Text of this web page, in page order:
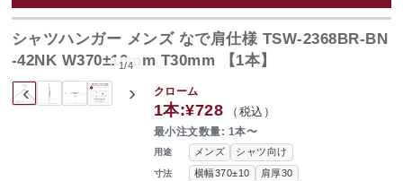
‹ ›
1/4
シャツハンガー メンズ なで肩仕様 TSW-2368BR-BN
-42NK W370±10mm T30mm 【1本】
用途 メンズ シャツ向け
寸法 横幅370±10 肩厚30
クローム
1本:¥728 （税込）
最小注文数量: 1本〜